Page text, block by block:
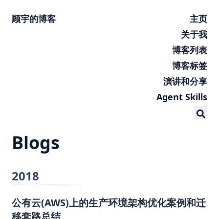
顾宇的博客
主页
关于我
博客列表
博客标签
演讲和分享
Agent Skills
Blogs
2018
公有云(AWS)上的生产环境架构优化案例和迁
移套路总结